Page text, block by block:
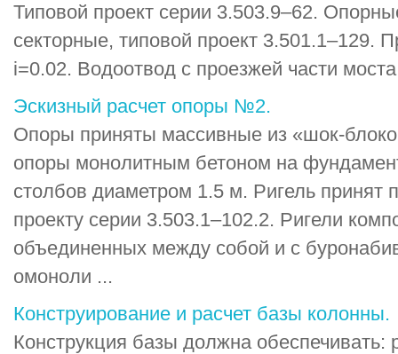
Типовой проект серии 3.503.9–62.
секторные, типовой проект 3.501.1–129.
i=0.02. Водоотвод с проезжей части
Эскизный расчет опоры №2.
Опоры приняты массивные из «шок-
опоры монолитным бетоном на
столбов диаметром 1.5 м. Ригель принят
проекту серии 3.503.1–102.2. Ригели
объединенных между собой и с
омоноли ...
Конструирование и расчет базы колонны.
Конструкция базы должна